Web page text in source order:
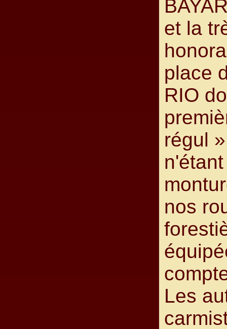
et la
place
RIO
régul
nos
Les